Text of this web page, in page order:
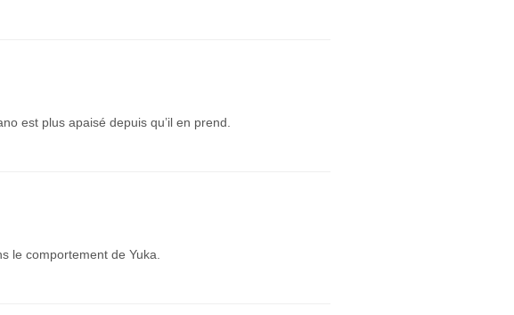
est plus apaisé depuis qu’il en prend.
le comportement de Yuka.